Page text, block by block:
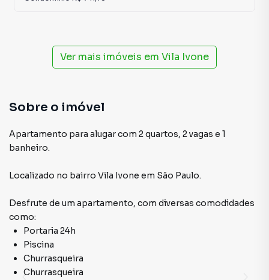
Ver mais imóveis em Vila Ivone
Sobre o imóvel
Apartamento para alugar com 2 quartos, 2 vagas e 1
banheiro.
Localizado no bairro Vila Ivone em São Paulo.
Desfrute de um apartamento, com diversas comodidades
como:
Portaria 24h
Piscina
Churrasqueira
Churrasqueira